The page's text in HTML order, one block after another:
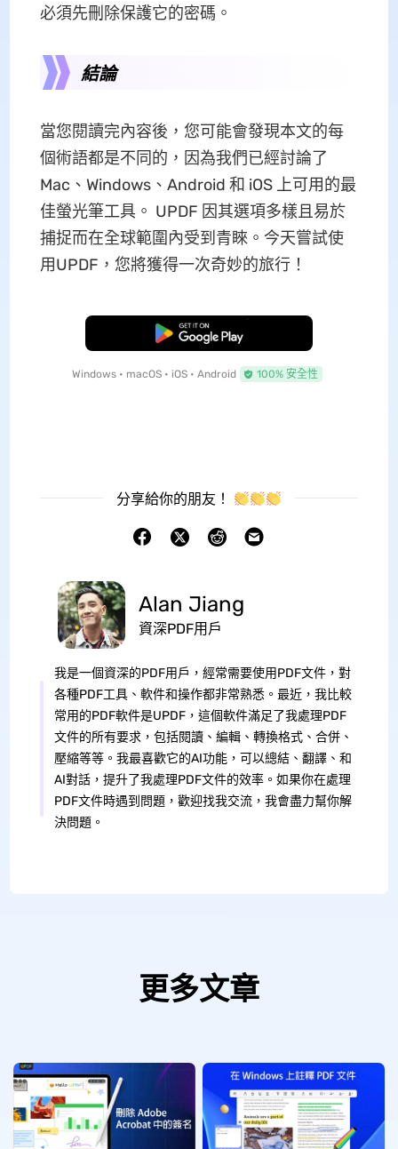
必須先刪除保護它的密碼。
結論
當您閱讀完內容後，您可能會發現本文的每
個術語都是不同的，因為我們已經討論了
Mac、Windows、Android 和 iOS 上可用的最
佳螢光筆工具。 UPDF 因其選項多樣且易於
捕捉而在全球範圍內受到青睞。今天嘗試使
用UPDF，您將獲得一次奇妙的旅行！
免費下載
Windows • macOS • iOS • Android 100% 安全性
分享給你的朋友！
Alan Jiang
資深PDF用戶
我是一個資深的PDF用戶，經常需要使用PDF文件，對
各種PDF工具、軟件和操作都非常熟悉。最近，我比較
常用的PDF軟件是UPDF，這個軟件滿足了我處理PDF
文件的所有要求，包括閱讀、編輯、轉換格式、合併、
壓縮等等。我最喜歡它的AI功能，可以總結、翻譯、和
AI對話，提升了我處理PDF文件的效率。如果你在處理
PDF文件時遇到問題，歡迎找我交流，我會盡力幫你解
決問題。
更多文章